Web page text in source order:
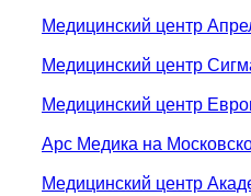
Медицинский центр
Медицинский центр
Медицинский центр
Арс Медика на
Медицинский центр